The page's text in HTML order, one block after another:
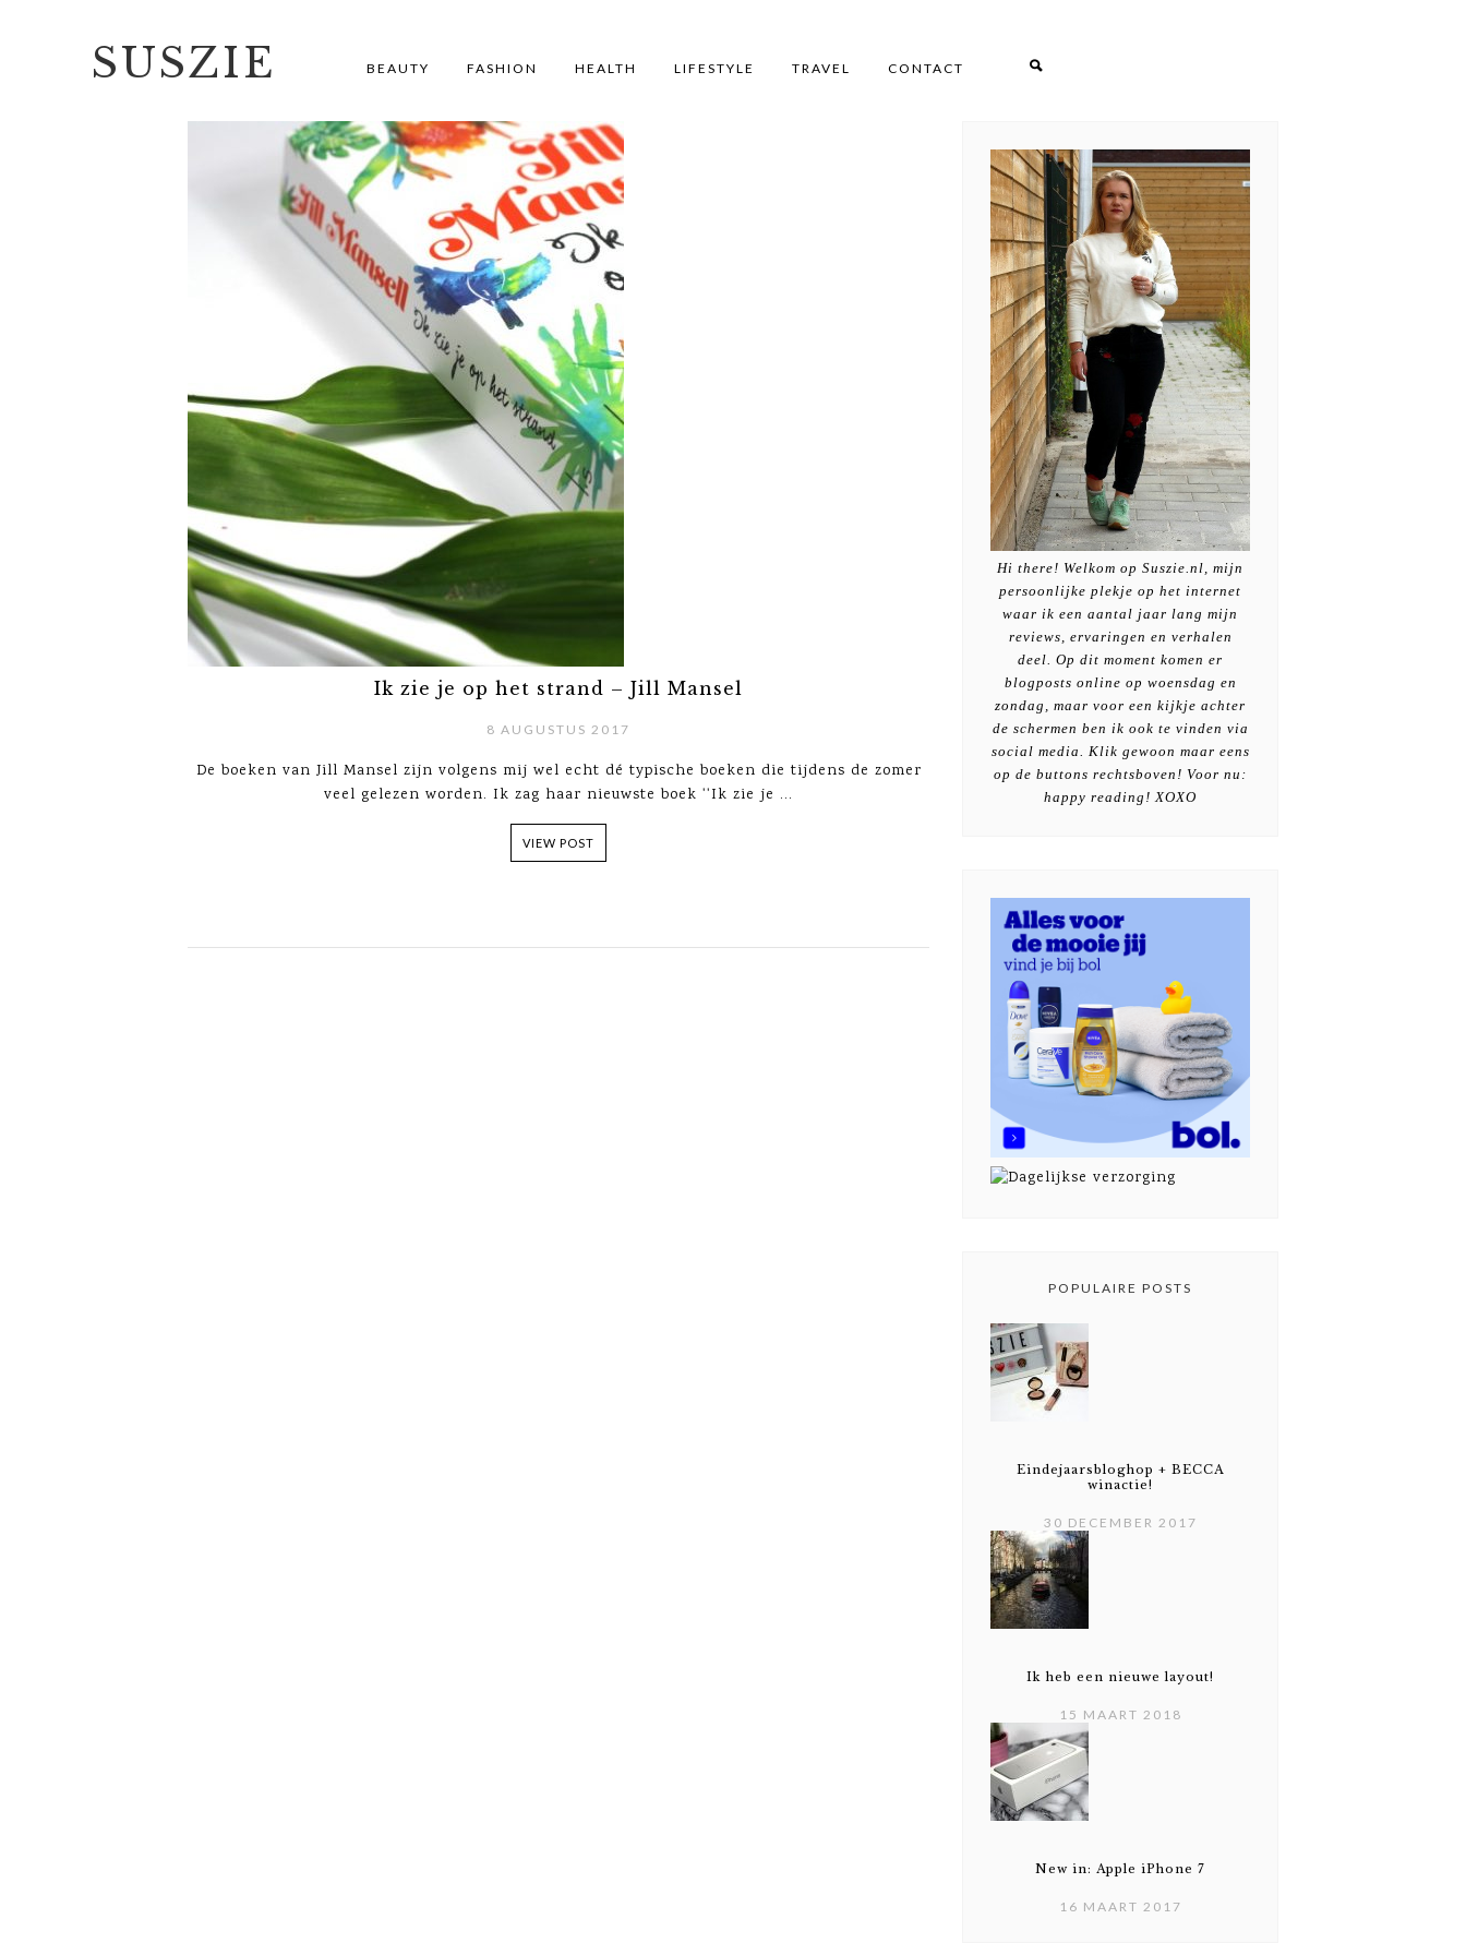
SUSZIE BEAUTY FASHION HEALTH LIFESTYLE TRAVEL CONTACT
Ik zie je op het strand – Jill Mansel
8 AUGUSTUS 2017
De boeken van Jill Mansel zijn volgens mij wel echt dé typische boeken die tijdens de zomer
veel gelezen worden. Ik zag haar nieuwste boek ''Ik zie je ...
VIEW POST
Hi there! Welkom op Suszie.nl, mijn
persoonlijke plekje op het internet
waar ik een aantal jaar lang mijn
reviews, ervaringen en verhalen
deel. Op dit moment komen er
blogposts online op woensdag en
zondag, maar voor een kijkje achter
de schermen ben ik ook te vinden via
social media. Klik gewoon maar eens
op de buttons rechtsboven! Voor nu:
happy reading! XOXO
POPULAIRE POSTS
Eindejaarsbloghop + BECCA
winactie!
30 DECEMBER 2017
Ik heb een nieuwe layout!
15 MAART 2018
New in: Apple iPhone 7
16 MAART 2017